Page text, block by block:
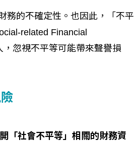
務的不確定性。也因此，「不平
related Financial
忽視不平等可能帶來聲譽損
「社會不平等」相關的財務資